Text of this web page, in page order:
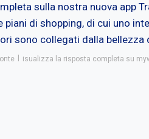
sulla nostra nuova app
di shopping, di cui uno
sono collegati dalla bellezza
isualizza la risposta completa su